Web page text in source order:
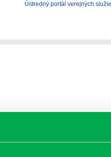
Ústredný portál verejných